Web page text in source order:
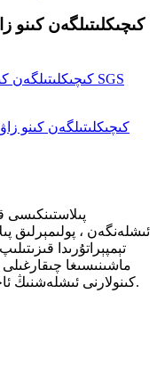
ئىشلەنگەن ، پولىمېرلىق
تېمپېراتۇرىدا
كىنولارنى ئىشلەشنىڭ ئاخىرقى باسقۇچى سۈپىتىدە تونۇشتۇرۇلىدۇ.